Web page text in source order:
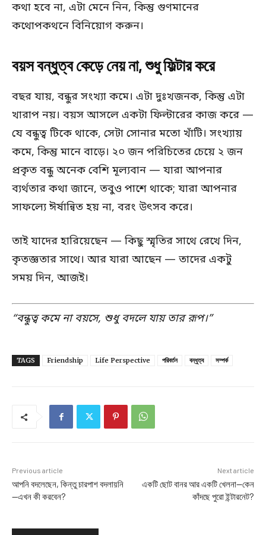
কথা হবে না, এটা মেনে নিন, কিন্তু গুণমানের
কথোপকথনে বিনিয়োগ করুন।
বয়স বন্ধুত্ব কেড়ে নেয় না, শুধু ফিল্টার করে
বছর যায়, বন্ধুর সংখ্যা কমে। এটা দুঃখজনক, কিন্তু এটা
খারাপ নয়। বয়স আসলে একটা ফিল্টারের কাজ করে —
যে বন্ধুত্ব টিকে থাকে, সেটা সোনার মতো খাঁটি। সংখ্যায়
কমে, কিন্তু মানে বাড়ে। ২০ জন পরিচিতের চেয়ে ২ জন
প্রকৃত বন্ধু অনেক বেশি মূল্যবান — যারা আপনার
ব্যর্থতার কথা জানে, তবুও পাশে থাকে; যারা আপনার
সাফল্যে ঈর্ষান্বিত হয় না, বরং উৎসব করে।
তাই যাদের হারিয়েছেন — কিছু স্মৃতির সাথে রেখে দিন,
কৃতজ্ঞতার সাথে। আর যারা আছেন — তাদের একটু
সময় দিন, আজই।
“বন্ধুত্ব কমে না বয়সে, শুধু বদলে যায় তার রূপ।”
TAGS Friendship Life Perspective পরিবর্তন বন্ধুত্ব সম্পর্ক
Previous article
আপনি বদলেছেন, কিন্তু চারপাশ বদলায়নি
—এখন কী করবেন?
Next article
একটি ছোট বানর আর একটি খেলনা—কেন
কাঁদছে পুরো ইন্টারনেট?